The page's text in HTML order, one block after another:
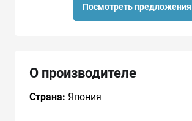
Посмотреть предложения
О производителе
Страна: Япония